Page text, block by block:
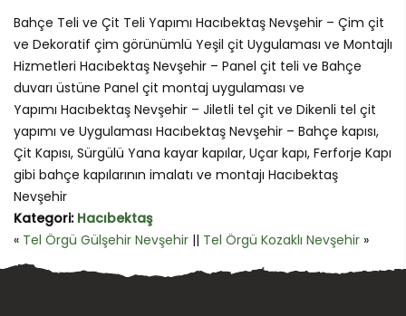
Bahçe Teli ve Çit Teli Yapımı Hacıbektaş Nevşehir – Çim çit
ve Dekoratif çim görünümlü Yeşil çit Uygulaması ve Montajlı
Hizmetleri Hacıbektaş Nevşehir – Panel çit teli ve Bahçe
duvarı üstüne Panel çit montaj uygulaması ve
Yapımı Hacıbektaş Nevşehir – Jiletli tel çit ve Dikenli tel çit
yapımı ve Uygulaması Hacıbektaş Nevşehir – Bahçe kapısı,
Çit Kapısı, Sürgülü Yana kayar kapılar, Uçar kapı, Ferforje Kapı
gibi bahçe kapılarının imalatı ve montajı Hacıbektaş
Nevşehir
Kategori: Hacıbektaş
« Tel Örgü Gülşehir Nevşehir || Tel Örgü Kozaklı Nevşehir »